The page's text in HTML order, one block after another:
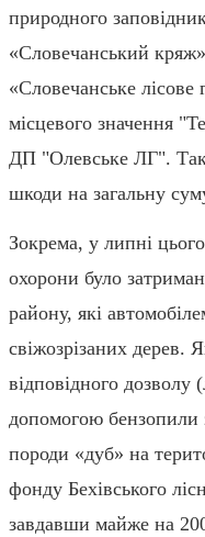
природного
«Словечанський
«Словечанське лісове
місцевого значення
ДП "Олевське ЛГ".
шкоди на загальну
Зокрема, у липні
охорони було
району, які
свіжозрізаних дерев.
відповідного дозволу
допомогою бензопили
породи «дуб» на
фонду Бехівського
завдавши майже на